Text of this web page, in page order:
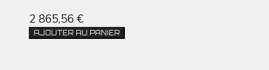
2 865,56 €
AJOUTER AU PANIER